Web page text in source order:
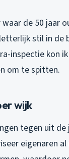
de 50 jaar
stil in de
inspectie kon
om te spitten.
wijk
tegen uit de
eigenaren